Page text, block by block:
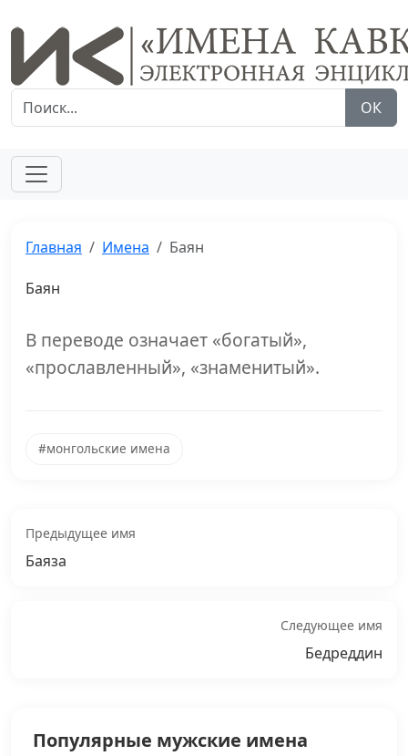
ОК
Главная Имена Баян
Баян
В переводе означает «богатый»,
«прославленный», «знаменитый».
#монгольские имена
Предыдущее имя
Баяза
Следующее имя
Бедреддин
Популярные мужские имена